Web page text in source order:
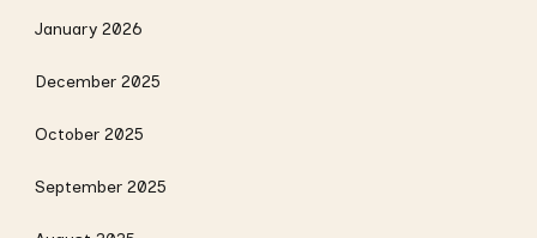
January 2026
December 2025
October 2025
September 2025